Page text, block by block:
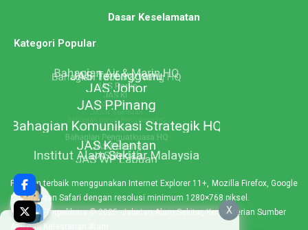
Dasar Keselamatan
Kategori Popular
Paparan terbaik menggunakan Internet Explorer 11+, Mozilla Firefox, Google
Chrome dan Safari dengan resolusi minimum 1280×768 piksel.
Hakcipta Terpelihara © 2025. Jabatan Alam Sekitar, Kementerian Sumber
Asli dan Kelestarian Alam
X